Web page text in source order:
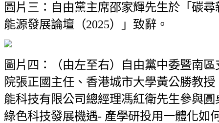
圖片三：自由黨主席邵家輝先生於「碳
能源發展論壇（2025）」致辭。
圖片四：（由左至右）自由黨中委暨南
院張正國主任、香港城市大學黃公勝教
能科技有限公司總經理馮紅衛先生參與
綠色科技發展機遇- 產學研投用一體化如